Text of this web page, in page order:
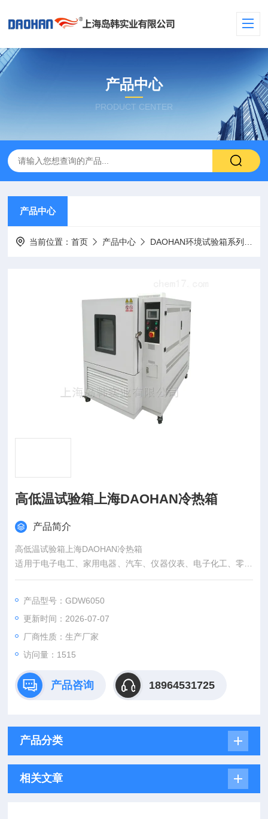
产品中心
PRODUCT CENTER
产品中心
当前位置：首页 产品中心 DAOHAN环境试验箱系列
高低温试验箱上海DAOHAN冷热箱
产品简介
高低温试验箱上海DAOHAN冷热箱
适用于电子电工、家用电器、汽车、仪器仪表、电子化工、零部
件、原材料及涂层、镀层进行高低温、湿度环境下的适应性试
产品型号：GDW6050
更新时间：2026-07-07
厂商性质：生产厂家
访问量：1515
产品咨询 18964531725
产品分类
相关文章